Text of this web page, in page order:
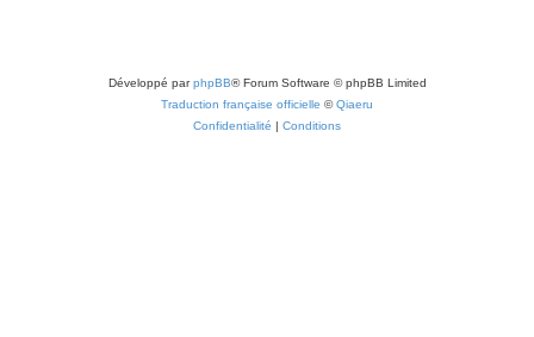
Développé parphpBB® Forum Software © phpBB Limited
Traduction française officielle ©Qiaeru
Confidentialité | Conditions